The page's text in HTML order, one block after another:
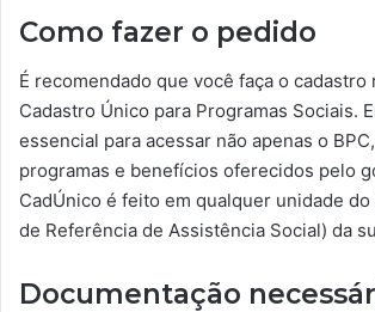
Como fazer o pedido
É recomendado que você faça o cadastro
Cadastro Único para Programas Sociais.
essencial para acessar não apenas o
programas e benefícios oferecidos pelo
CadÚnico é feito em qualquer unidade do
de Referência de Assistência Social) da
Documentação